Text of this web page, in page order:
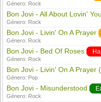
Género: Rock
Bon Jovi - All About Lovin' You
Género: Rock
Bon Jovi - Livin' On A Prayer
Género: Rock
Bon Jovi - Bed Of Roses
Género: Rock
Bon Jovi - Livin' On A Prayer
Género: Pop
Bon Jovi - Misunderstood
Género: Rock